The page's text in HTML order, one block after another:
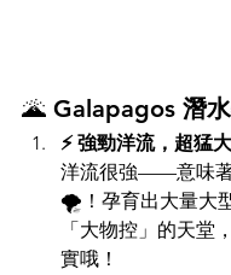
🌋 Galapagos 潛
⚡ 強勁洋流，超猛
洋流很強——意味著
🌪️！孕育出大量大
「大物控」的天堂
實哦！